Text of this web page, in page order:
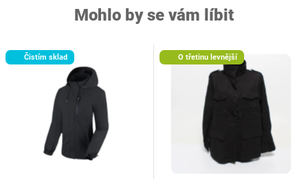
Mohlo by se vám líbit
Čistím sklad O třetinu levnější